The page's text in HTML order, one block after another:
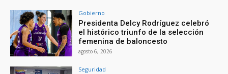
Gobierno
Presidenta Delcy Rodríguez celebró
el histórico triunfo de la selección
femenina de baloncesto
agosto 6, 2026
Seguridad